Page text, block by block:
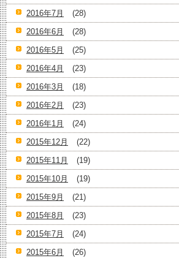
2016年7月
(28)
2016年6月
(28)
2016年5月
(25)
2016年4月
(23)
2016年3月
(18)
2016年2月
(23)
2016年1月
(24)
2015年12月
(22)
2015年11月
(19)
2015年10月
(19)
2015年9月
(21)
2015年8月
(23)
2015年7月
(24)
2015年6月
(26)